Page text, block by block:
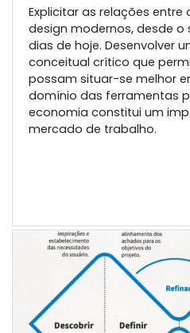
Explicitar as relações
design modernos, desde
dias de hoje. Desenvolver
conceitual crítico que
possam situar-se melhor
domínio das ferramentas
economia constitui um
mercado de trabalho.